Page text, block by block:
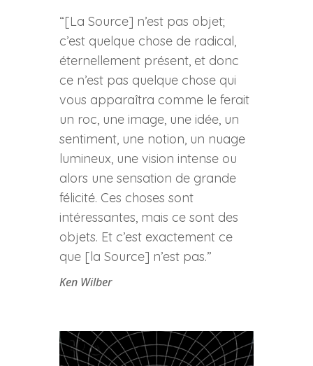
“[La Source] n’est pas objet;
c’est quelque chose de radical,
éternellement présent, et donc
ce n’est pas quelque chose qui
vous apparaîtra comme le ferait
un roc, une image, une idée, un
sentiment, une notion, un nuage
lumineux, une vision intense ou
alors une sensation de grande
félicité. Ces choses sont
intéressantes, mais ce sont des
objets. Et c’est exactement ce
que [la Source] n’est pas.”
Ken Wilber